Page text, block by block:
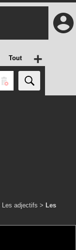
Tout +
Les adjectifs > Les